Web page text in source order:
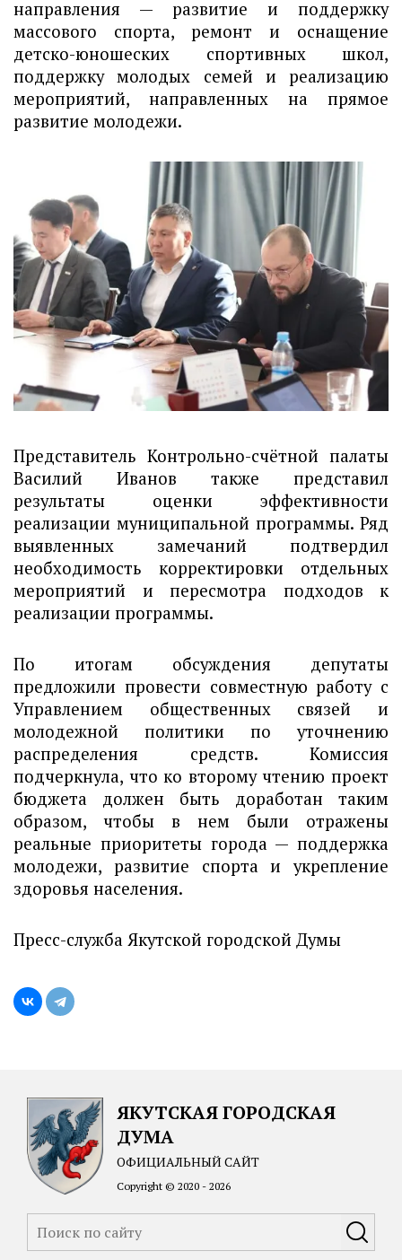
направления — развитие и поддержку
массового спорта, ремонт и оснащение
детско-юношеских спортивных школ,
поддержку молодых семей и реализацию
мероприятий, направленных на прямое
развитие молодежи.
Представитель Контрольно-счётной палаты
Василий Иванов также представил
результаты оценки эффективности
реализации муниципальной программы. Ряд
выявленных замечаний подтвердил
необходимость корректировки отдельных
мероприятий и пересмотра подходов к
реализации программы.
По итогам обсуждения депутаты
предложили провести совместную работу с
Управлением общественных связей и
молодежной политики по уточнению
распределения средств. Комиссия
подчеркнула, что ко второму чтению проект
бюджета должен быть доработан таким
образом, чтобы в нем были отражены
реальные приоритеты города — поддержка
молодежи, развитие спорта и укрепление
здоровья населения.
Пресс-служба Якутской городской Думы
ЯКУТСКАЯ ГОРОДСКАЯ
ДУМА
ОФИЦИАЛЬНЫЙ САЙТ
Copyright © 2020 - 2026